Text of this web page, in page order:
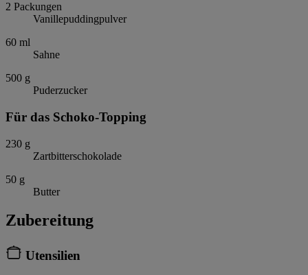
2 Packungen
Vanillepuddingpulver
60 ml
Sahne
500 g
Puderzucker
Für das Schoko-Topping
230 g
Zartbitterschokolade
50 g
Butter
Zubereitung
Utensilien